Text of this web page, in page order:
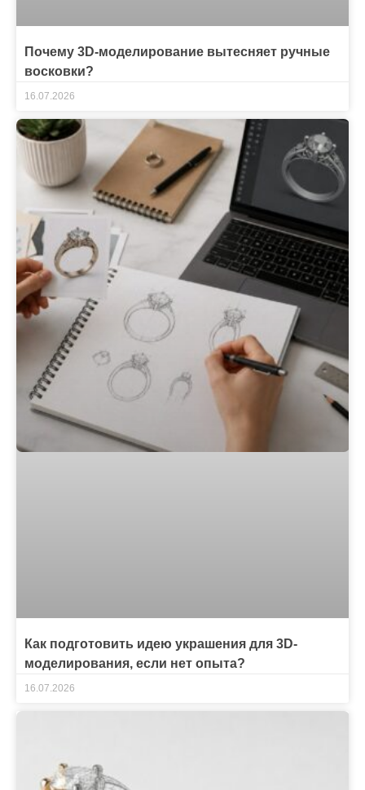
Почему 3D-моделирование вытесняет ручные
восковки?
16.07.2026
Как подготовить идею украшения для 3D-
моделирования, если нет опыта?
16.07.2026